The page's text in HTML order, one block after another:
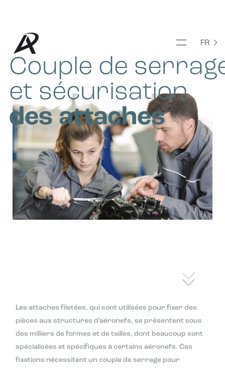
FR
Couple de
et sécurisation
des attaches
Les attaches filetées, qui sont utilisées pour fixer des
pièces aux structures d’aéronefs, se présentent sous
des milliers de formes et de tailles, dont beaucoup sont
spécialisées et spécifiques à certains aéronefs. Ces
fixations nécessitent un couple de serrage pour